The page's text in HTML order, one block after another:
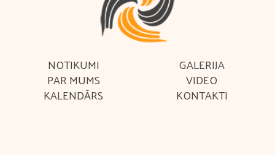
NOTIKUMI
PAR MUMS
KALENDĀRS
GALERIJA
VIDEO
KONTAKTI